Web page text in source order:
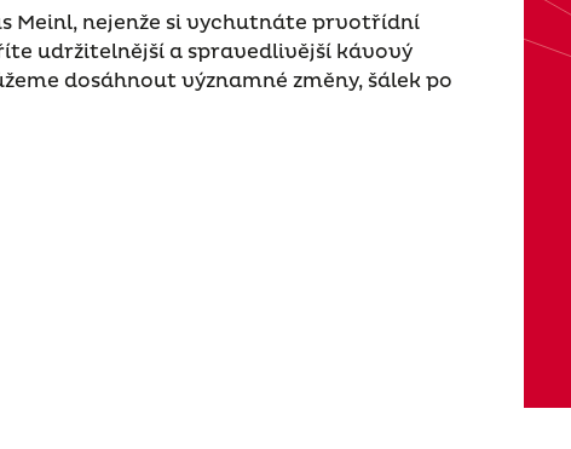
Meinl, nejenže si vychutnáte prvotřídní
udržitelnější a spravedlivější kávový
dosáhnout významné změny, šálek po